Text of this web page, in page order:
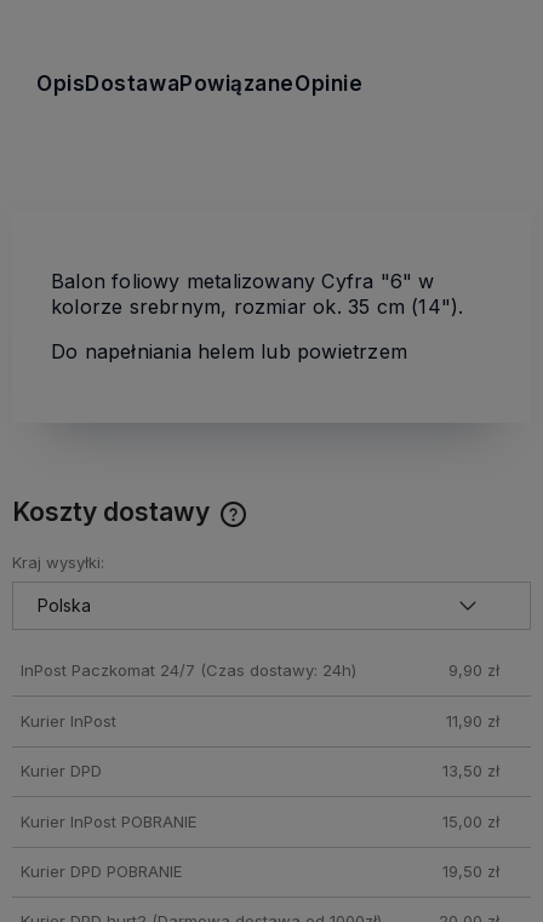
OpisDostawaPowiązaneOpinie
Balon foliowy metalizowany Cyfra "6" w
kolorze srebrnym, rozmiar ok. 35 cm (14").
Do napełniania helem lub powietrzem
Koszty dostawy
Kraj wysyłki:
InPost Paczkomat 24/7 (Czas dostawy: 24h) 9,90 zł
Kurier InPost 11,90 zł
Kurier DPD 13,50 zł
Kurier InPost POBRANIE 15,00 zł
Kurier DPD POBRANIE 19,50 zł